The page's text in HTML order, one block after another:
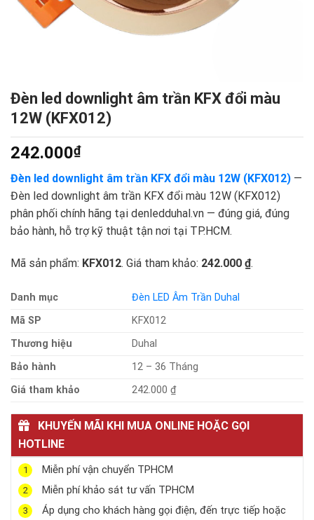
Đèn led downlight âm trần KFX đổi màu
12W (KFX012)
242.000₫
Đèn led downlight âm trần KFX đổi màu 12W (KFX012) —
Đèn led downlight âm trần KFX đổi màu 12W (KFX012)
phân phối chính hãng tại denledduhal.vn — đúng giá, đúng
bảo hành, hỗ trợ kỹ thuật tận nơi tại TP.HCM.
Mã sản phẩm: KFX012. Giá tham khảo: 242.000 ₫.
Danh mục
Đèn LED Âm Trần Duhal
Mã SP
KFX012
Thương hiệu
Duhal
Bảo hành
12 – 36 Tháng
Giá tham khảo
242.000 ₫
KHUYẾN MÃI KHI MUA ONLINE HOẶC GỌI
HOTLINE
1 Miễn phí vận chuyển TPHCM
2 Miễn phí khảo sát tư vấn TPHCM
3
Áp dụng cho khách hàng gọi điện, đến trực tiếp hoặc